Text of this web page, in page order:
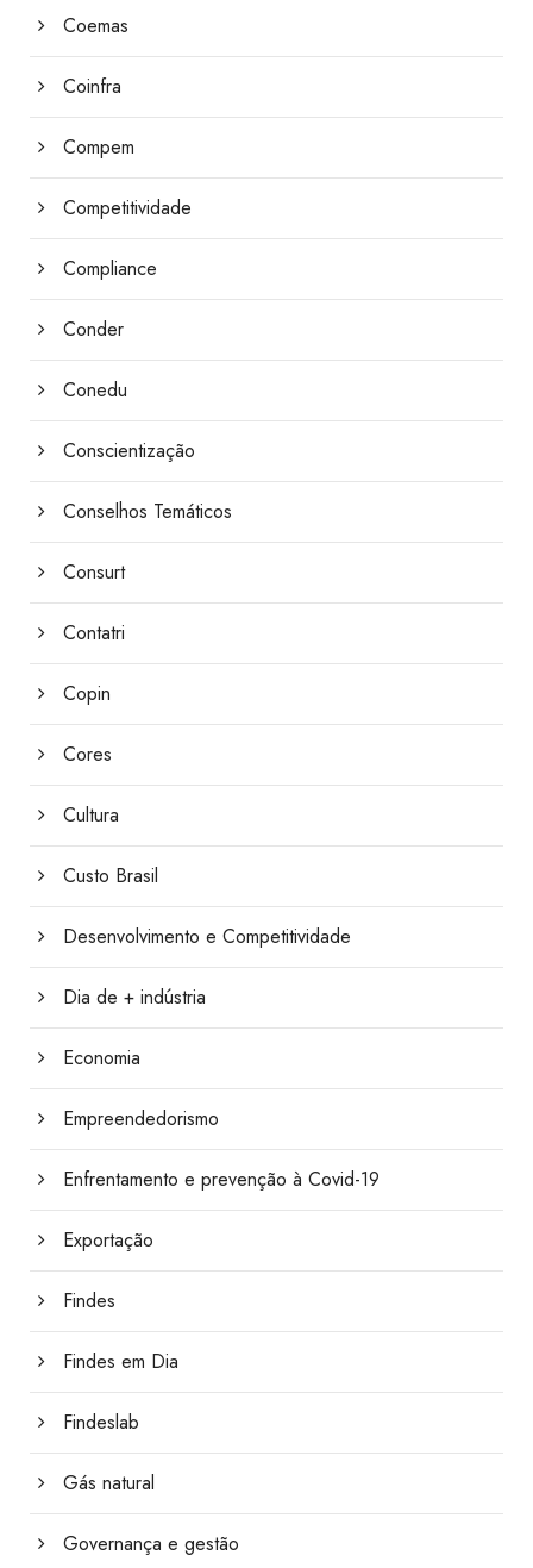
Coemas
Coinfra
Compem
Competitividade
Compliance
Conder
Conedu
Conscientização
Conselhos Temáticos
Consurt
Contatri
Copin
Cores
Cultura
Custo Brasil
Desenvolvimento e Competitividade
Dia de + indústria
Economia
Empreendedorismo
Enfrentamento e prevenção à Covid-19
Exportação
Findes
Findes em Dia
Findeslab
Gás natural
Governança e gestão